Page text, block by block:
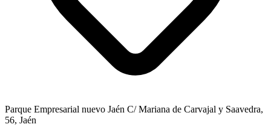
Parque Empresarial nuevo Jaén C/ Mariana de Carvajal y Saavedra,
56, Jaén